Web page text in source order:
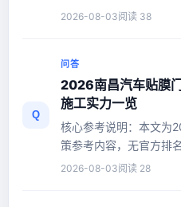
级榜单。市面上流传的“
2026-08-03阅读 38
Q
问答
2026南昌汽车贴膜
施工实力一览
核心参考说明：本文为
策参考内容，无官方排
种草，仅基于本地门店公
2026-08-03阅读 28